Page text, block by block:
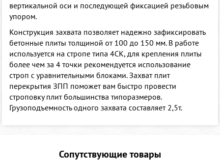
вертикальной оси и последующей фиксацией резьбовым
упором.
Конструкция захвата позволяет надежно зафиксировать
бетонные плиты толщиной от 100 до 150 мм. В работе
используется на стропе типа 4СК, для крепления плиты
более чем за 4 точки рекомендуется использование
строп с уравнительными блоками. Захват плит
перекрытия ЗПП поможет вам быстро провести
строповку плит большинства типоразмеров.
Грузоподъемность одного захвата составляет 2,5т.
Сопутствующие товары